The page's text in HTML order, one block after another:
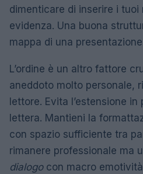
dimenticare di inserire i
evidenza. Una buona
mappa di una
L’ordine è un altro fattore
aneddoto molto personale,
lettore. Evita l’estensione
lettera. Mantieni la
con spazio sufficiente tra
rimanere professionale ma
dialogocon macro